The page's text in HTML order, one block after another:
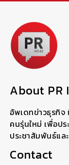
About PR
อัพเดทข่าวธุรกิจ
คนรุ่นใหม่ เพื่อป
ประชาสัมพันธ์แล
Contact